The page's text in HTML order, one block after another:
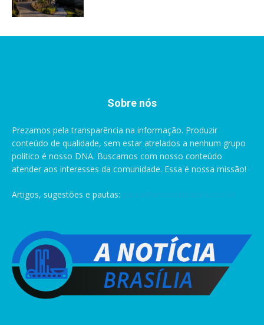
Sobre nós
Prezamos pela transparência na informação. Produzir
conteúdo de qualidade, sem estar atrelados a nenhum grupo
político é nosso DNA. Buscamos com nosso conteúdo
atender aos interesses da comunidade. Essa é nossa missão!
Artigos, sugestões e pautas: pauta@anoticiabrasilia.com.br